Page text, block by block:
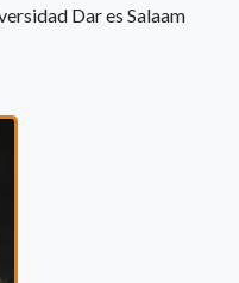
Dar es Salaam